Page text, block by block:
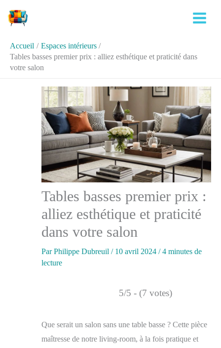
Accueil
Espaces intérieurs
Tables basses premier prix : alliez esthétique et praticité dans
votre salon
Tables basses premier prix :
alliez esthétique et praticité
dans votre salon
ParPhilippe Dubreuil / 10 avril 2024 /4 minutes de
lecture
5/5 - (7 votes)
Que serait un salon sans une table basse ? Cette pièce
maîtresse de notre living-room, à la fois pratique et